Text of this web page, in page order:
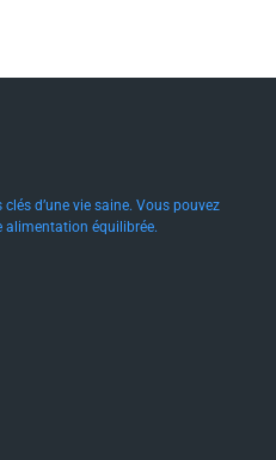
d’une vie saine. Vous pouvez
alimentation équilibrée.